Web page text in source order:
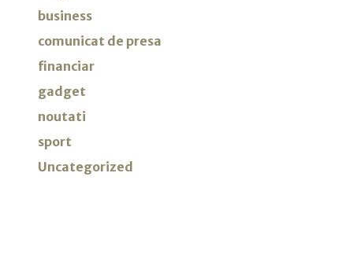
business
comunicat de presa
financiar
gadget
noutati
sport
Uncategorized